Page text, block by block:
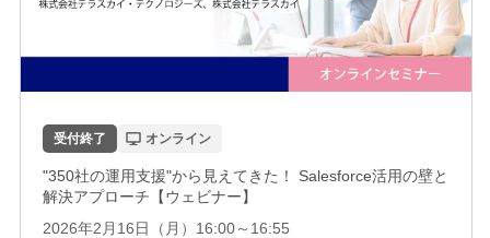
受付終了 オンライン
"350社の運用支援"から見えてきた！ Salesforce活用の壁と
解決アプローチ【ウェビナー】
2026年2月16日（月）16:00～16:55